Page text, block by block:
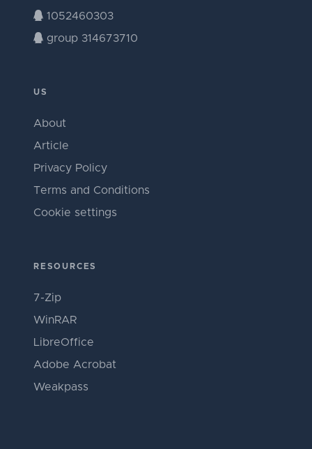
1052460303
group 314673710
US
About
Article
Privacy Policy
Terms and Conditions
Cookie settings
RESOURCES
7-Zip
WinRAR
LibreOffice
Adobe Acrobat
Weakpass